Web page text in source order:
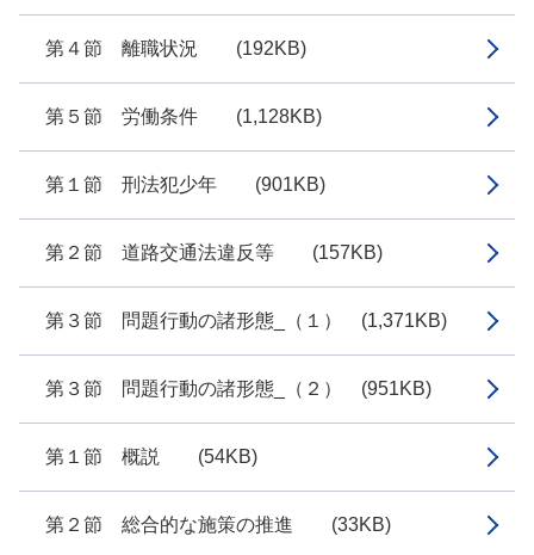
第４節 離職状況 (192KB)
第５節 労働条件 (1,128KB)
第１節 刑法犯少年 (901KB)
第２節 道路交通法違反等 (157KB)
第３節 問題行動の諸形態_（１） (1,371KB)
第３節 問題行動の諸形態_（２） (951KB)
第１節 概説 (54KB)
第２節 総合的な施策の推進 (33KB)